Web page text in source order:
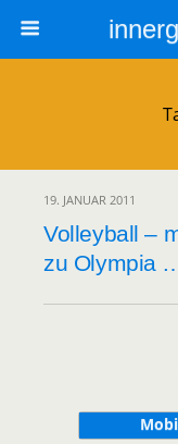
19. JANUAR 2011
Volleyball –
zu Olympia